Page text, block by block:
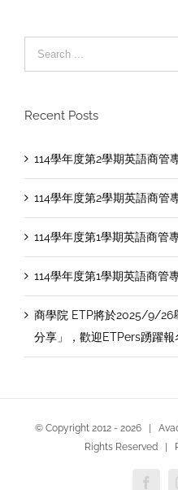
for:
Recent Posts
114學年度第2學期英語商管
114學年度第2學期英語商管
114學年度第1學期英語商管
114學年度第1學期英語商管
商學院 ETP將於2025/9/26
分享」，歡迎ETPers踴躍報
© Copyright 2012 - 2026 |
Rights Reserved |